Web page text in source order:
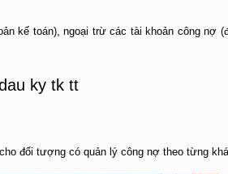
kế toán), ngoại trừ các tài khoản công nợ
đối tượng có quản lý công nợ theo từng